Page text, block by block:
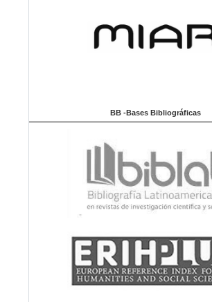
BB -Bases Bibliográficas